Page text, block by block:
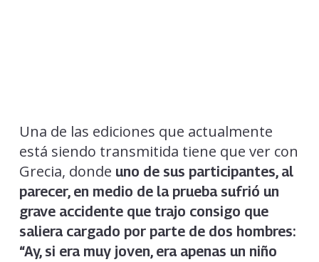
Una de las ediciones que actualmente
está siendo transmitida tiene que ver con
Grecia, donde uno de sus participantes, al
parecer, en medio de la prueba sufrió un
grave accidente que trajo consigo que
saliera cargado por parte de dos hombres:
“Ay, si era muy joven, era apenas un niño